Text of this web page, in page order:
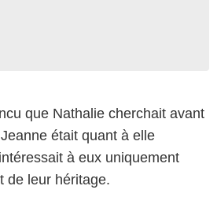
que Nathalie cherchait avant
était quant à elle
à eux uniquement
de leur héritage.